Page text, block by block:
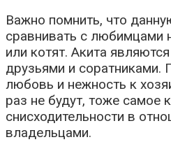
Важно помнить, что
сравнивать с любимцами
или котят. Акита
друзьями и соратниками.
любовь и нежность к
раз не будут, тоже самое
снисходительности в
владельцами.